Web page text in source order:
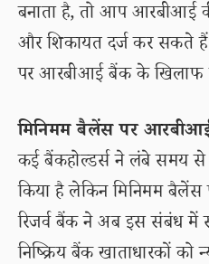
बनाता है, तो आप आरबीआई
और शिकायत दर्ज कर सकते
पर आरबीआई बैंक के खिलाफ
मिनिमम बैलेंस पर
कई बैंकहोल्डर्स ने लंबे समय
किया है लेकिन मिनिमम
रिजर्व बैंक ने अब इस संबंध में
निष्क्रिय बैंक खाताधारकों